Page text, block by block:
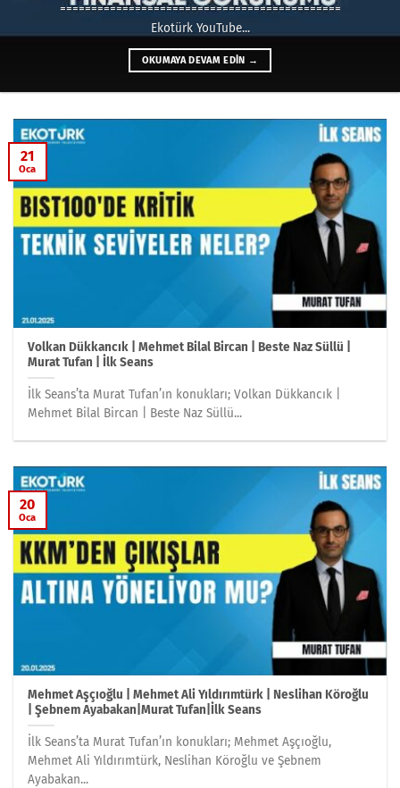
Ekotürk YouTube...
OKUMAYA DEVAM EDIN →
Volkan Dükkancık | Mehmet Bilal Bircan | Beste Naz Süllü |
Murat Tufan | İlk Seans
İlk Seans’ta Murat Tufan’ın konukları; Volkan Dükkancık |
Mehmet Bilal Bircan | Beste Naz Süllü...
21
Oca
Mehmet Aşçıoğlu | Mehmet Ali Yıldırımtürk | Neslihan Köroğlu
| Şebnem Ayabakan|Murat Tufan|İlk Seans
İlk Seans’ta Murat Tufan’ın konukları; Mehmet Aşçıoğlu,
Mehmet Ali Yıldırımtürk, Neslihan Köroğlu ve Şebnem
Ayabakan...
20
Oca